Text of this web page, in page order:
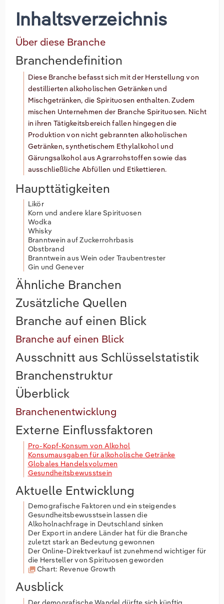
Inhaltsverzeichnis
Über diese Branche
Branchendefinition
Diese Branche befasst sich mit der Herstellung von
destillierten alkoholischen Getränken und
Mischgetränken, die Spirituosen enthalten. Zudem
mischen Unternehmen der Branche Spirituosen. Nicht
in ihren Tätigkeitsbereich fallen hingegen die
Produktion von nicht gebrannten alkoholischen
Getränken, synthetischem Ethylalkohol und
Gärungsalkohol aus Agrarrohstoffen sowie das
ausschließliche Abfüllen und Etikettieren.
Haupttätigkeiten
Likör
Korn und andere klare Spirituosen
Wodka
Whisky
Branntwein auf Zuckerrohrbasis
Obstbrand
Branntwein aus Wein oder Traubentrester
Gin und Genever
Ähnliche Branchen
Zusätzliche Quellen
Branche auf einen Blick
Branche auf einen Blick
Ausschnitt aus Schlüsselstatistik
Branchenstruktur
Überblick
Branchenentwicklung
Externe Einflussfaktoren
Pro-Kopf-Konsum von Alkohol
Konsumausgaben für alkoholische Getränke
Globales Handelsvolumen
Gesundheitsbewusstsein
Aktuelle Entwicklung
Demografische Faktoren und ein steigendes
Gesundheitsbewusstsein lassen die
Alkoholnachfrage in Deutschland sinken
Der Export in andere Länder hat für die Branche
zuletzt stark an Bedeutung gewonnen
Der Online-Direktverkauf ist zunehmend wichtiger für
die Hersteller von Spirituosen geworden
Chart: Revenue Growth
Ausblick